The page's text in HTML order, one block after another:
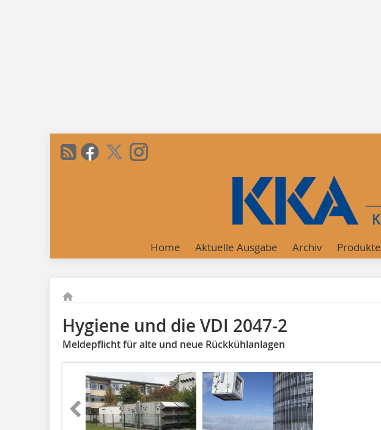
Home Aktuelle Ausgabe Archiv Produkte
Hygiene und die VDI 2047-2
Meldepflicht für alte und neue Rückkühlanlagen